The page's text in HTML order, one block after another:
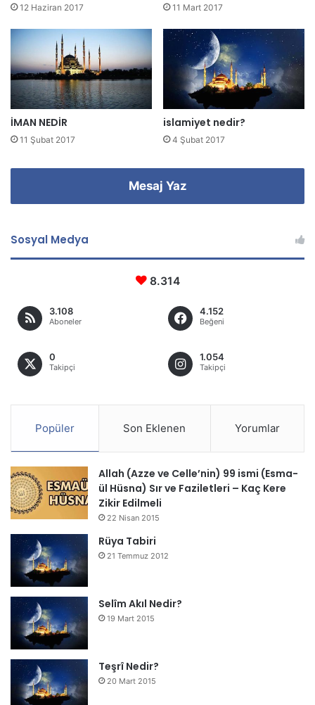
g
i
i
n
12 Haziran 2017 11 Mart 2017
İMAN NEDİR
11 Şubat 2017
islamiyet nedir?
4 Şubat 2017
Mesaj Yaz
Sosyal Medya
8.314
3.108
Aboneler
4.152
Beğeni
0
Takipçi
1.054
Takipçi
Popüler Son Eklenen Yorumlar
Allah (Azze ve Celle’nin) 99 ismi (Esma-
ül Hüsna) Sır ve Faziletleri – Kaç Kere
Zikir Edilmeli
22 Nisan 2015
Rüya Tabiri
21 Temmuz 2012
Selîm Akıl Nedir?
19 Mart 2015
Teşrî Nedir?
20 Mart 2015